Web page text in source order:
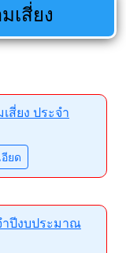
เสี่ยง
สี่ยง ประจำ
ยด
ำปีงบประมาณ